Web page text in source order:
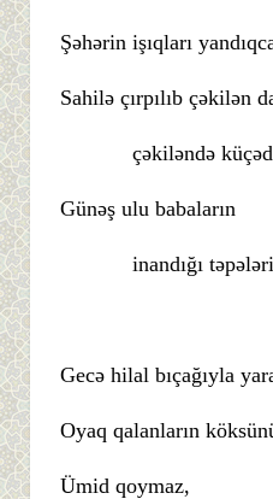
Şəhərin işıqları
Sahilə çırpılıb çəkilən
çəkiləndə
Günəş ulu babaların
inandığı təpələrin
Gecə hilal bıçağıyla
Oyaq qalanların
Ümid qoymaz,